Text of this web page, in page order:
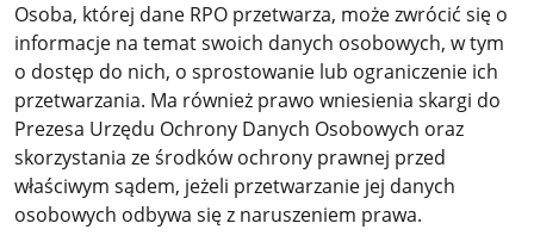
Osoba, której dane RPO przetwarza, może zwrócić się o
informacje na temat swoich danych osobowych, w tym
o dostęp do nich, o sprostowanie lub ograniczenie ich
przetwarzania. Ma również prawo wniesienia skargi do
Prezesa Urzędu Ochrony Danych Osobowych oraz
skorzystania ze środków ochrony prawnej przed
właściwym sądem, jeżeli przetwarzanie jej danych
osobowych odbywa się z naruszeniem prawa.